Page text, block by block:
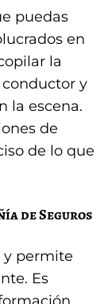
puedas
en
la
y
la escena.
de
de lo que
de Seguros
y permite
Es